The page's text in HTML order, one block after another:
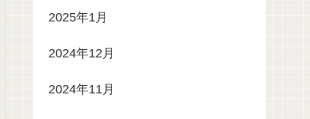
2025年1月
2024年12月
2024年11月